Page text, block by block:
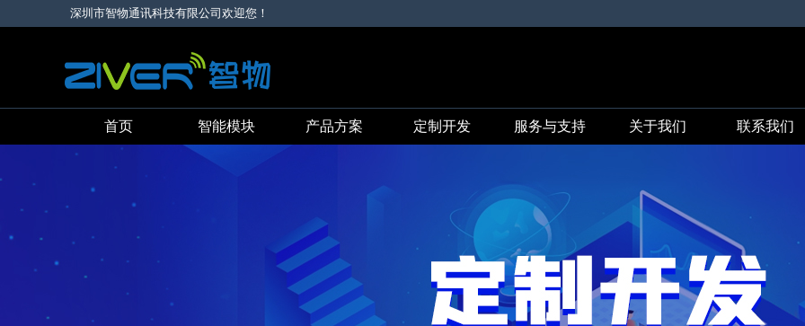
深圳市智物通讯科技有限公司欢迎您！
首页 智能模块 产品方案 定制开发 服务与支持 关于我们 联系我们